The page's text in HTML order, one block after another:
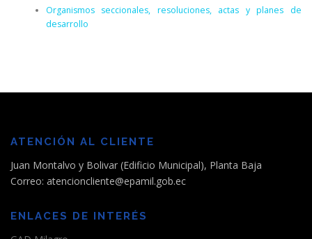
Organismos seccionales, resoluciones, actas y planes de
desarrollo
ATENCIÓN AL CLIENTE
Juan Montalvo y Bolivar (Edificio Municipal), Planta Baja
Correo: atencioncliente@epamil.gob.ec
ENLACES DE INTERÉS